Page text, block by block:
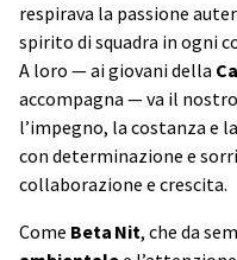
respirava la passione
spirito di squadra in ogni
A loro — ai giovani della
accompagna — va il
l’impegno, la costanza e
con determinazione e
collaborazione e crescita.
Come Beta Nit, che da